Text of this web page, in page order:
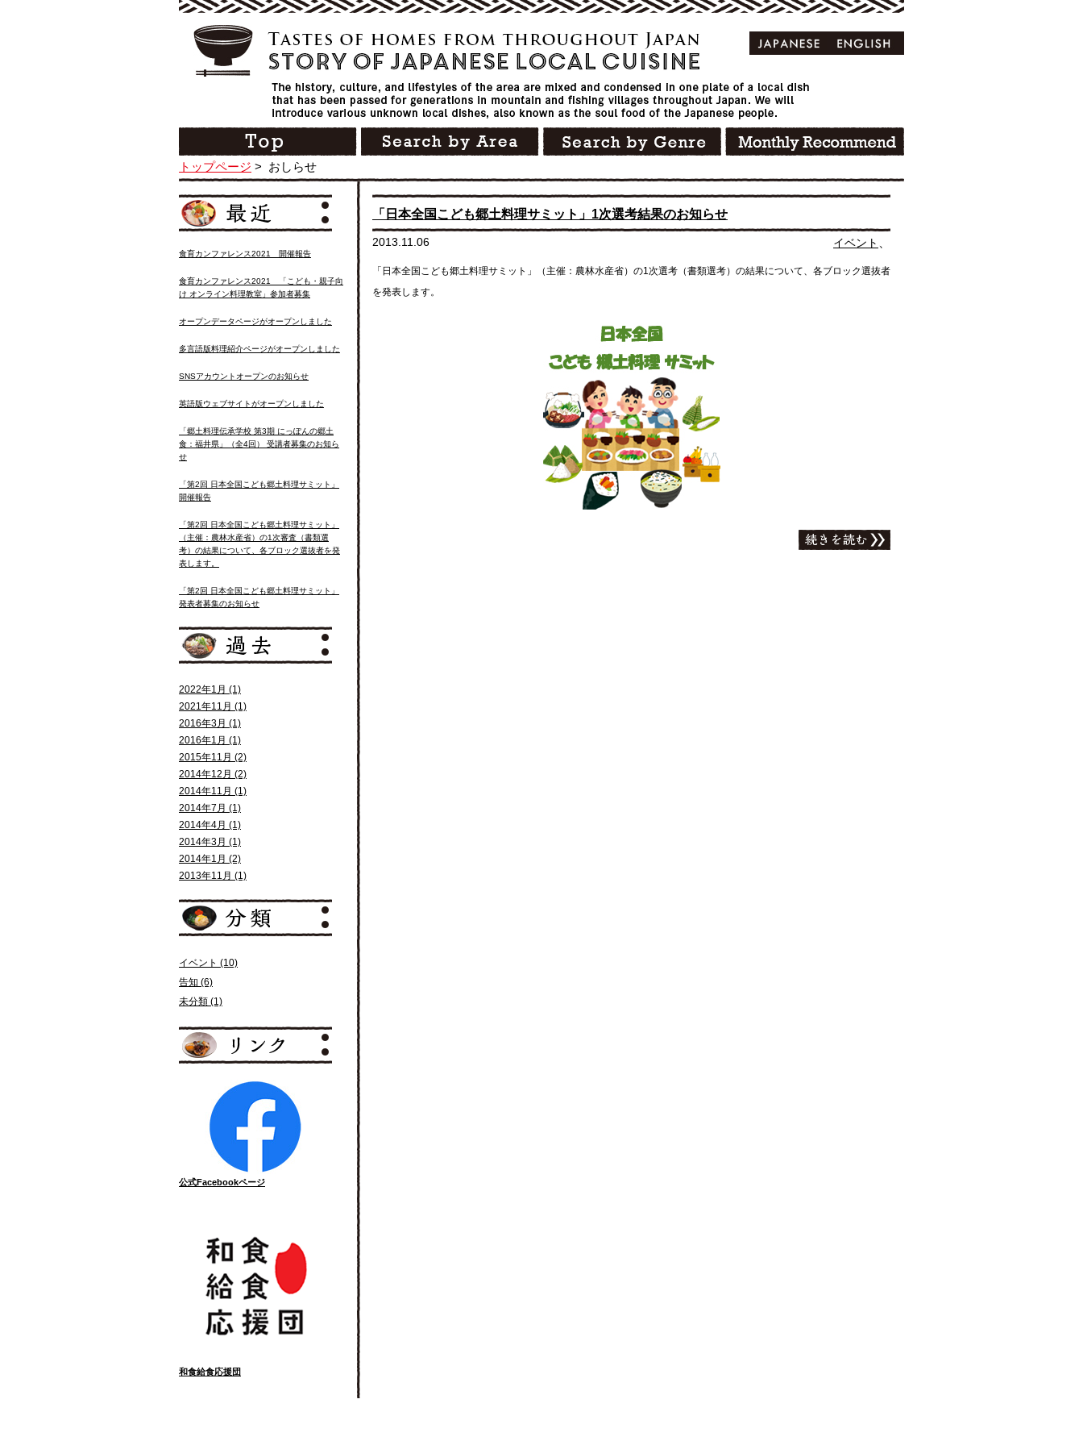
トップページ > おしらせ
「日本全国こども郷土料理サミット」1次選考結果のお知らせ
2013.11.06 イベント
「日本全国こども郷土料理サミット」（主催：農林水産省）の1次選考（書類選考）の結果について、各ブロック選抜者
を発表します。
食育カンファレンス2021 開催報告
食育カンファレンス2021 「こども・親子向
け オンライン料理教室」参加者募集
オープンデータページがオープンしました
多言語版料理紹介ページがオープンしました
SNSアカウントオープンのお知らせ
英語版ウェブサイトがオープンしました
「郷土料理伝承学校 第3期 にっぽんの郷土
食：福井県」（全4回） 受講者募集のお知ら
せ
「第2回 日本全国こども郷土料理サミット」
開催報告
「第2回 日本全国こども郷土料理サミット」
（主催：農林水産省）の1次審査（書類選
考）の結果について、各ブロック選抜者を発
表します。
「第2回 日本全国こども郷土料理サミット」
発表者募集のお知らせ
2022年1月 (1)
2021年11月 (1)
2016年3月 (1)
2016年1月 (1)
2015年11月 (2)
2014年12月 (2)
2014年11月 (1)
2014年7月 (1)
2014年4月 (1)
2014年3月 (1)
2014年1月 (2)
2013年11月 (1)
イベント (10)
告知 (6)
未分類 (1)
公式Facebookページ
和食給食応援団